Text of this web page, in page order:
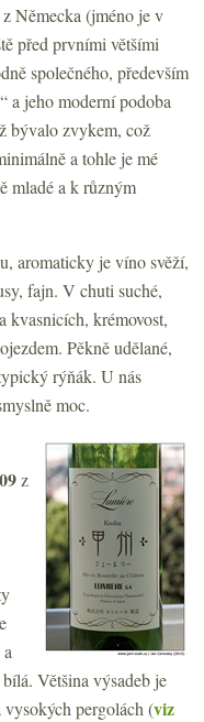
Německa (jméno je v
před prvními většími
společného, především
a jeho moderní podoba
bývalo zvykem, což
a tohle je mé
mladé a k různým
aromaticky je víno svěží,
fajn. V chuti suché,
kvasnicích, krémovost,
Pěkně udělané,
rýňák. U nás
moc.
z
Většina výsadeb je
vysokých pergolách (viz